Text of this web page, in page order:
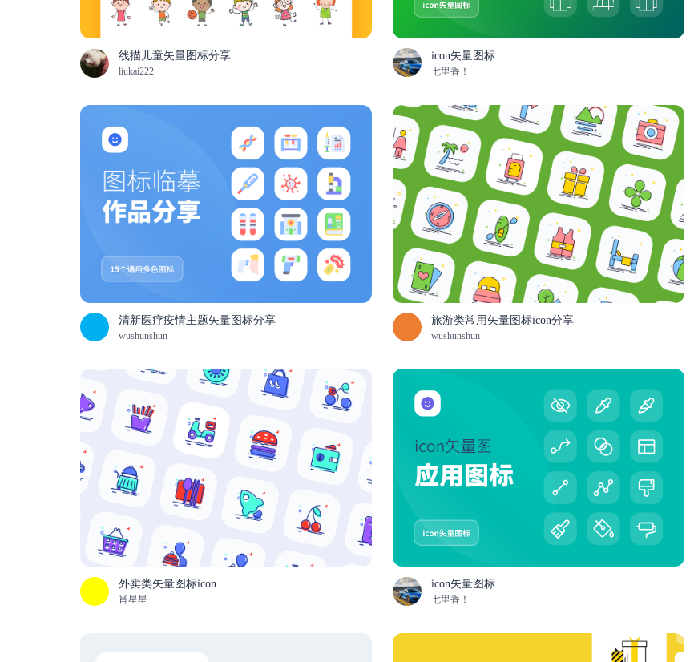
线描儿童矢量图标分享
liukai222
icon矢量图标
七里香！
清新医疗疫情主题矢量图标分享
wushunshun
旅游类常用矢量图标icon分享
wushunshun
外卖类矢量图标icon
肖星星
icon矢量图标
七里香！